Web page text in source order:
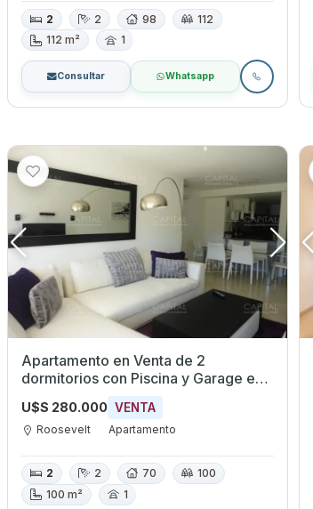
2 2 98
112
112 m²
1
Consultar Whatsapp
Apartamento en Venta de 2
dormitorios con Piscina y Garage en
Roosevelt, Maldonado
U$S 280.000 VENTA
Roosevelt Apartamento
2 2 70
100
100 m²
1